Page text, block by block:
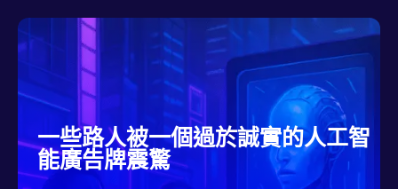
一些路人被一個過於誠實的人工智
能廣告牌震驚